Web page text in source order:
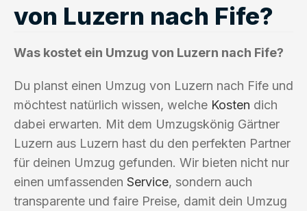
von Luzern nach Fife?
Was kostet ein Umzug von Luzern nach Fife?
Du planst einen Umzug von Luzern nach Fife und
möchtest natürlich wissen, welche Kosten dich
dabei erwarten. Mit dem Umzugskönig Gärtner
Luzern aus Luzern hast du den perfekten Partner
für deinen Umzug gefunden. Wir bieten nicht nur
einen umfassenden Service, sondern auch
transparente und faire Preise, damit dein Umzug